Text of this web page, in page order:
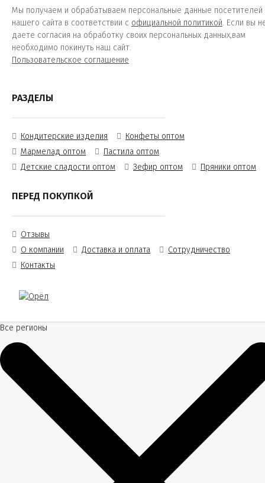
Мы получаем и обрабатываем персональные данные посетителей
нашего сайта в соответствии с официальной политикой. Если вы
даете согласия на обработку своих персональных данных,вам
необходимо покинуть наш сайт.
Пользовательское соглашение
РАЗДЕЛЫ
Кондитерские изделия
Конфеты оптом
Мармелад оптом
Пастила оптом
Детские сладости оптом
Зефир оптом Пряники оптом
ПЕРЕД ПОКУПКОЙ
Отзывы
О компании
Доставка и оплата
Сотрудничество
Контакты
Все регионы